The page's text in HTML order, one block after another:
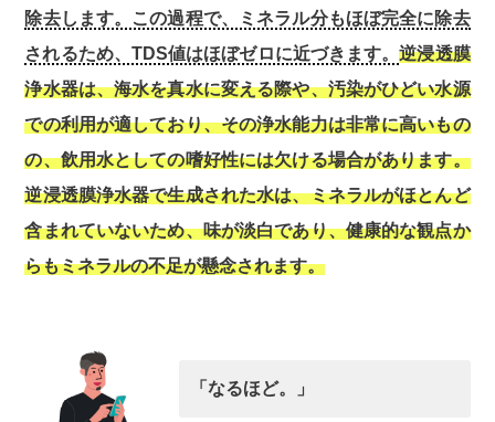
除去します。この過程で、ミネラル分もほぼ完全に除去
されるため、TDS値はほぼゼロに近づきます。逆浸透膜
浄水器は、海水を真水に変える際や、汚染がひどい水源
での利用が適しており、その浄水能力は非常に高いもの
の、飲用水としての嗜好性には欠ける場合があります。
逆浸透膜浄水器で生成された水は、ミネラルがほとんど
含まれていないため、味が淡白であり、健康的な観点か
らもミネラルの不足が懸念されます。
「なるほど。」